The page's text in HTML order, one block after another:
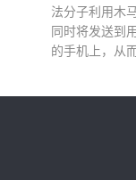
法分子利用木
同时将发送到
的手机上，从